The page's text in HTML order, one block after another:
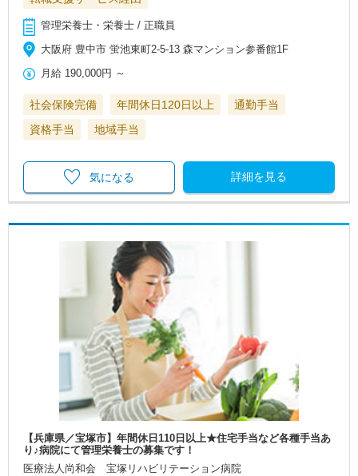
管理栄養士・栄養士 / 正職員
大阪府 豊中市 蛍池東町2-5-13 森マンション参番館1F
月給 190,000円 ～
社会保険完備 年間休日120日以上
通勤手当
資格手当
地域手当
詳細を見る
気になる
【兵庫県／宝塚市】年間休日110日以上★住宅手当など各種手当あ
り♪病院にて管理栄養士の募集です！
医療法人尚和会 宝塚リハビリテーション病院